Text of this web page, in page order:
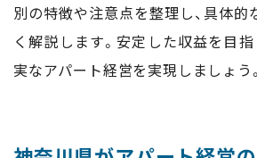
別の特徴や注意点を整理し、具体的
く解説します。安定した収益を目
実なアパート経営を実現しましょう。